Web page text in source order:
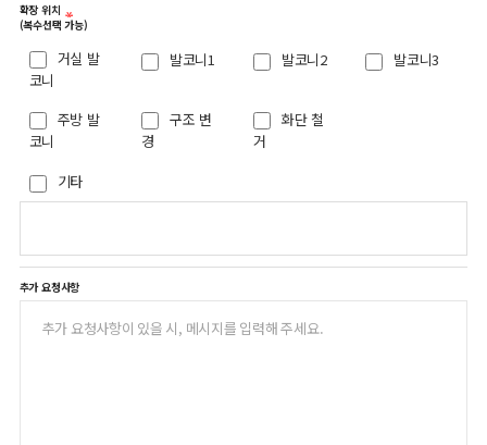
확장 위치
(복수선택 가능)
거실 발
코니
발코니1 발코니2 발코니3
주방 발
코니
구조 변
경
화단 철
거
기타
추가 요청사항